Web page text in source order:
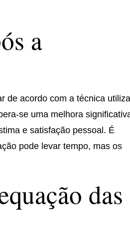
a
de acordo com a técnica
se uma melhora
e satisfação pessoal. É
pode levar tempo, mas os
das